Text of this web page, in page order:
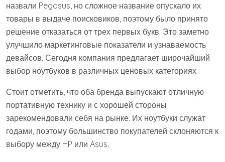
назвали Pegasus, но сложное название опускало их
товары в выдаче поисковиков, поэтому было принято
решение отказаться от трех первых букв. Это заметно
улучшило маркетинговые показатели и узнаваемость
девайсов. Сегодня компания предлагает широчайший
выбор ноутбуков в различных ценовых категориях.
Стоит отметить, что оба бренда выпускают отличную
портативную технику и с хорошей стороны
зарекомендовали себя на рынке. Их ноутбуки служат
годами, поэтому большинство покупателей склоняются к
выбору между HP или Asus.